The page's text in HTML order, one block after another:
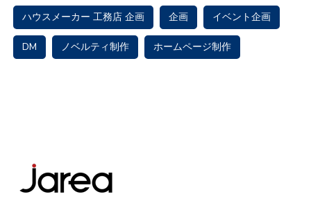
ハウスメーカー 工務店 企画 企画 イベント企画
DM ノベルティ制作 ホームページ制作